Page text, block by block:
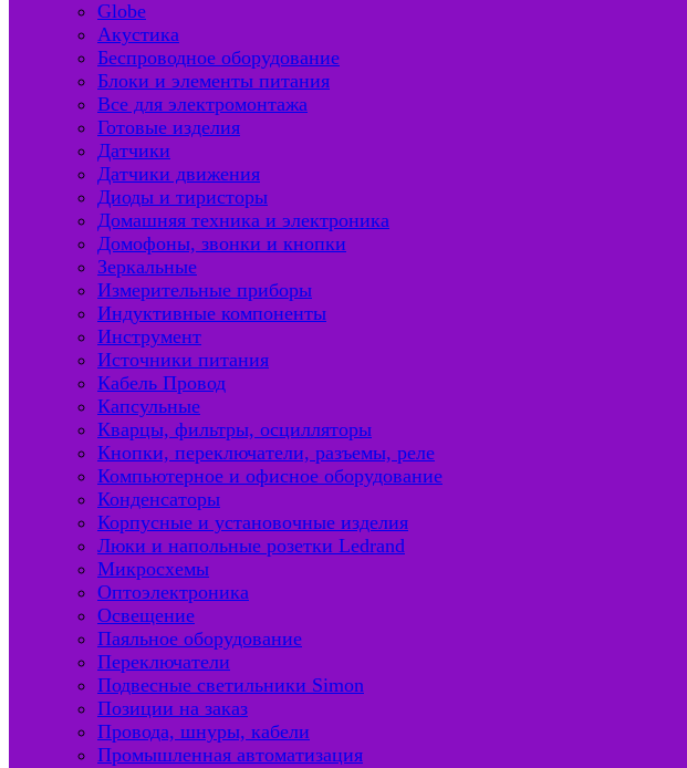
Globe
Акустика
Беспроводное оборудование
Блоки и элементы питания
Все для электромонтажа
Готовые изделия
Датчики
Датчики движения
Диоды и тиристоры
Домашняя техника и электроника
Домофоны, звонки и кнопки
Зеркальные
Измерительные приборы
Индуктивные компоненты
Инструмент
Источники питания
Кабель Провод
Капсульные
Кварцы, фильтры, осцилляторы
Кнопки, переключатели, разъемы, реле
Компьютерное и офисное оборудование
Конденсаторы
Корпусные и установочные изделия
Люки и напольные розетки Ledrand
Микросхемы
Оптоэлектроника
Освещение
Паяльное оборудование
Переключатели
Подвесные светильники Simon
Позиции на заказ
Провода, шнуры, кабели
Промышленная автоматизация